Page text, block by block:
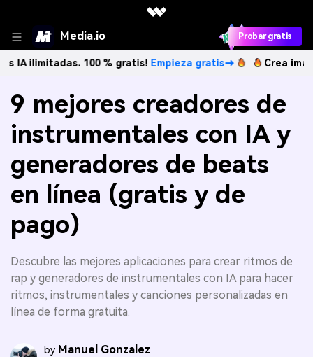
Media.io Probar gratis
100 % gratis!Empieza gratis→ Crea imágenes
9 mejores creadores de
instrumentales con IA y
generadores de beats
en línea (gratis y de
pago)
Descubre las mejores aplicaciones para crear ritmos de
rap y generadores de instrumentales con IA para hacer
ritmos, instrumentales y canciones personalizadas en
línea de forma gratuita.
by Manuel Gonzalez